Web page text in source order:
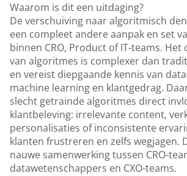
Waarom is dit een uitdaging?
De verschuiving naar algoritmisch
een compleet andere aanpak en set
binnen CRO, Product of IT-teams.
van algoritmes is complexer dan
en vereist diepgaande kennis van
machine learning en klantgedrag.
slecht getrainde algoritmes direct
klantbeleving: irrelevante content,
personalisaties of inconsistente
klanten frustreren en zelfs wegjagen.
nauwe samenwerking tussen CRO-
datawetenschappers en CXO-teams.